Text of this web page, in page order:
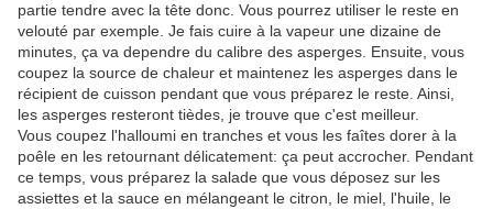
partie tendre avec la tête donc. Vous pourrez utiliser le reste en
velouté par exemple. Je fais cuire à la vapeur une dizaine de
minutes, ça va dependre du calibre des asperges. Ensuite, vous
coupez la source de chaleur et maintenez les asperges dans le
récipient de cuisson pendant que vous préparez le reste. Ainsi,
les asperges resteront tièdes, je trouve que c'est meilleur.
Vous coupez l'halloumi en tranches et vous les faîtes dorer à la
poêle en les retournant délicatement: ça peut accrocher. Pendant
ce temps, vous préparez la salade que vous déposez sur les
assiettes et la sauce en mélangeant le citron, le miel, l'huile, le